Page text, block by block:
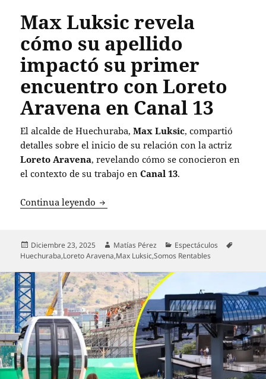
Max Luksic revela
cómo su apellido
impactó su primer
encuentro con Loreto
Aravena en Canal 13
El alcalde de Huechuraba,Max Luksic, compartió
detalles sobre el inicio de su relación con la actriz
Loreto Aravena, revelando cómo se conocieron en
el contexto de su trabajo enCanal 13.
Continua leyendo Max Luksic revela cómo su apellido
Publicado
el
Diciembre 23, 2025 Autor
Matías Pérez Categorías
Espectáculos
Huechuraba,Loreto Aravena,Max Luksic,Somos Rentables